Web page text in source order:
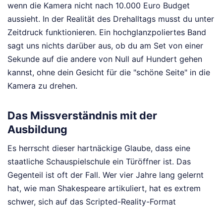
wenn die Kamera nicht nach 10.000 Euro Budget
aussieht. In der Realität des Drehalltags musst du unter
Zeitdruck funktionieren. Ein hochglanzpoliertes Band
sagt uns nichts darüber aus, ob du am Set von einer
Sekunde auf die andere von Null auf Hundert gehen
kannst, ohne dein Gesicht für die "schöne Seite" in die
Kamera zu drehen.
Das Missverständnis mit der
Ausbildung
Es herrscht dieser hartnäckige Glaube, dass eine
staatliche Schauspielschule ein Türöffner ist. Das
Gegenteil ist oft der Fall. Wer vier Jahre lang gelernt
hat, wie man Shakespeare artikuliert, hat es extrem
schwer, sich auf das Scripted-Reality-Format